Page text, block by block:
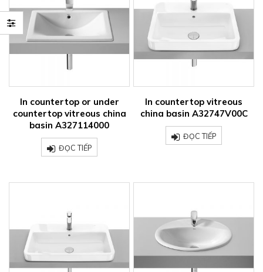
In countertop or under
countertop vitreous china
basin A327114000
ĐỌC TIẾP
In countertop vitreous
china basin A32747V00C
ĐỌC TIẾP